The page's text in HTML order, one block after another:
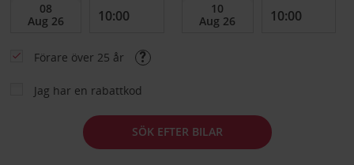
Förare över 25 år
Jag har en rabattkod
SÖK EFTER BILAR